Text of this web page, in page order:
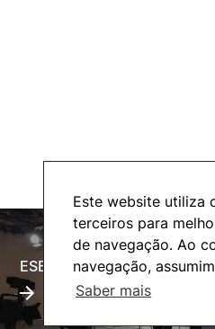
Este website utiliza
terceiros para
de navegação. Ao
navegação,
Saber mais
ESECTV